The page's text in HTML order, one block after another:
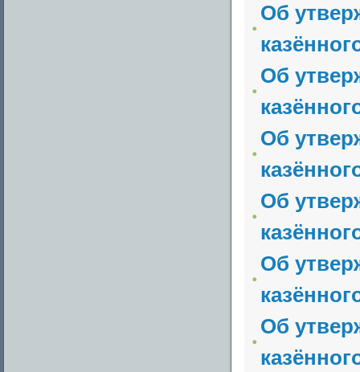
Об
Об
Об
Об
Об
Об